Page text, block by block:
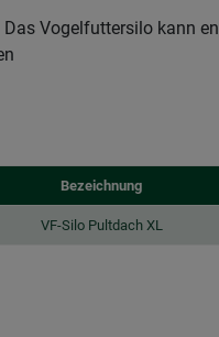
Das Vogelfuttersilo kann
Bezeichnung
VF-Silo Pultdach XL